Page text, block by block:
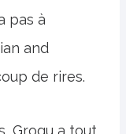
pas à
and
de rires.
Grogu a tout